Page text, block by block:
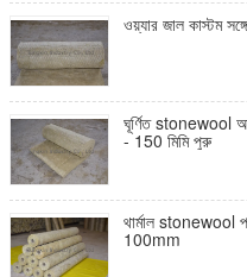
ওয়্যার জাল কাস্টম
ঘূর্ণিত stonewool
- 150 মিমি পুরু
থার্মাল
100mm